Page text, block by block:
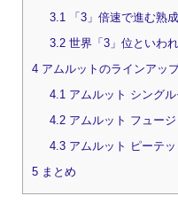
3.1「3」倍速で進む熟成
3.2世界「3」位といわ
4アムルットのラインアッ
4.1アムルット シングル
4.2アムルット フュージ
4.3アムルット ピーテッ
5まとめ